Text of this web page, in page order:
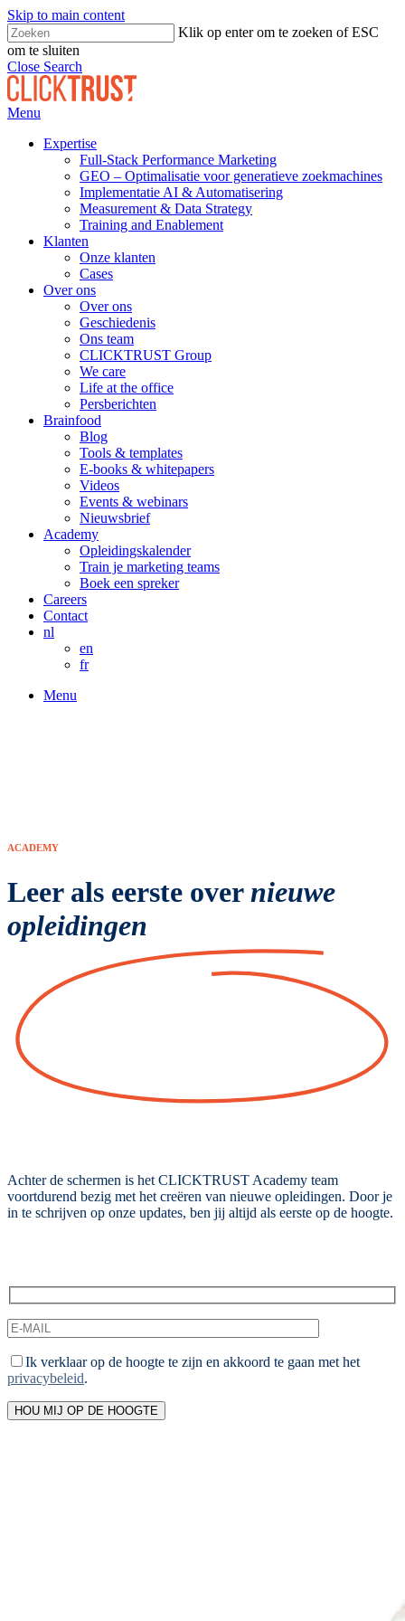
Skip to main content
Klik op enter om te zoeken of ESC
om te sluiten
Close Search
Menu
Expertise
Full-Stack Performance Marketing
GEO – Optimalisatie voor generatieve zoekmachines
Implementatie AI & Automatisering
Measurement & Data Strategy
Training and Enablement
Klanten
Onze klanten
Cases
Over ons
Over ons
Geschiedenis
Ons team
CLICKTRUST Group
We care
Life at the office
Persberichten
Brainfood
Blog
Tools & templates
E-books & whitepapers
Videos
Events & webinars
Nieuwsbrief
Academy
Opleidingskalender
Train je marketing teams
Boek een spreker
Careers
Contact
nl
en
fr
Menu
ACADEMY
Leer als eerste over nieuwe
opleidingen
Achter de schermen is het CLICKTRUST Academy team
voortdurend bezig met het creëren van nieuwe opleidingen. Door je
in te schrijven op onze updates, ben jij altijd als eerste op de hoogte.
Ik verklaar op de hoogte te zijn en akkoord te gaan met het
privacybeleid.